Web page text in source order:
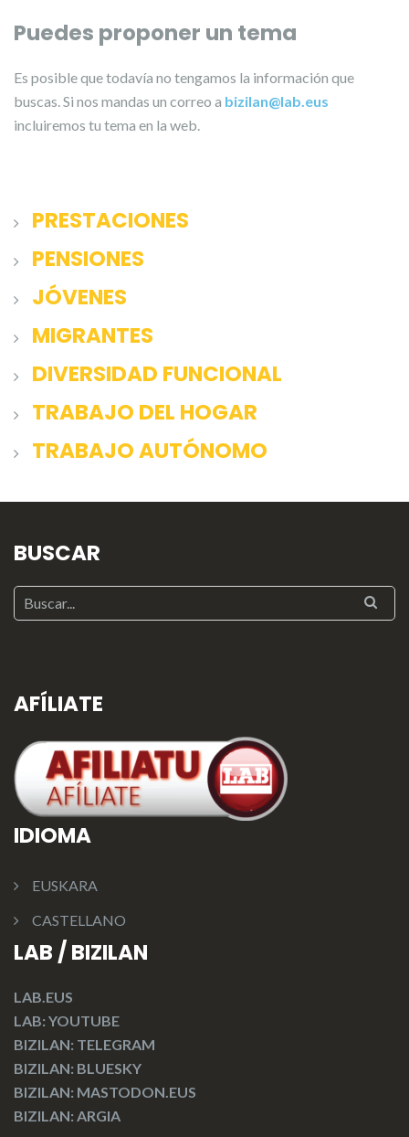
Puedes proponer un tema
Es posible que todavía no tengamos la información que
buscas. Si nos mandas un correo a bizilan@lab.eus
incluiremos tu tema en la web.
PRESTACIONES
PENSIONES
JÓVENES
MIGRANTES
DIVERSIDAD FUNCIONAL
TRABAJO DEL HOGAR
TRABAJO AUTÓNOMO
BUSCAR
AFÍLIATE
IDIOMA
EUSKARA
CASTELLANO
LAB / BIZILAN
LAB.EUS
LAB: YOUTUBE
BIZILAN: TELEGRAM
BIZILAN: BLUESKY
BIZILAN: MASTODON.EUS
BIZILAN: ARGIA